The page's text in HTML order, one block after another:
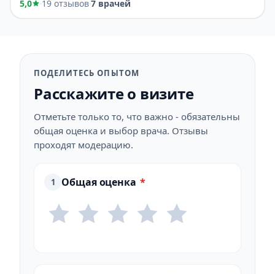
5,0 ·19 отзывов·7 врачей
ПОДЕЛИТЕСЬ ОПЫТОМ
Расскажите о визите
Отметьте только то, что важно - обязательны
общая оценка и выбор врача. Отзывы
проходят модерацию.
1 Общая оценка *